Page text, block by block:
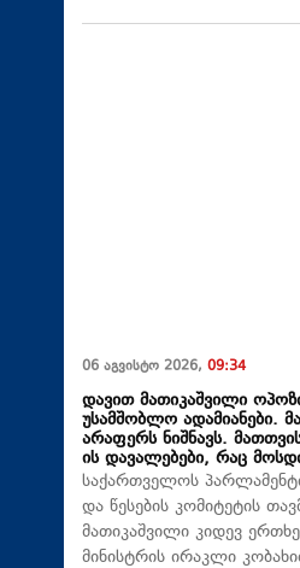
06 აგვისტო 2026, 09:34
დავით მათიკაშვილი
უსამშობლო ადამიანები.
არაფერს ნიშნავს.
ის დავალებები, რაც
საქართველოს
და წესების კომიტეტის
მათიკაშვილი კიდევ
მინისტრის ირაკლი